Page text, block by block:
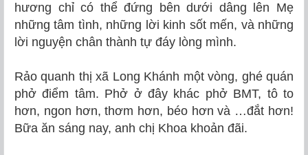
hương chỉ có thể đứng bên dưới dâng lên Mẹ
những tâm tình, những lời kinh sốt mến, và những
lời nguyện chân thành tự đáy lòng mình.
Rảo quanh thị xã Long Khánh một vòng, ghé quán
phở điểm tâm. Phở ở đây khác phở BMT, tô to
hơn, ngon hơn, thơm hơn, béo hơn và …đắt hơn!
Bữa ăn sáng nay, anh chị Khoa khoản đãi.